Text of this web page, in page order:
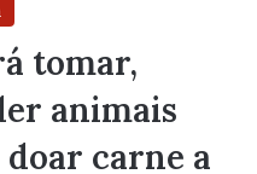
tomar,
animais
carne a